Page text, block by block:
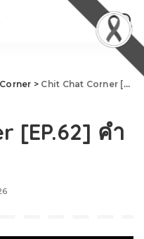
> Chit Chat Corner [EP.62] คำศัพท์จีนวัยรุ่น
[EP.62] คำ